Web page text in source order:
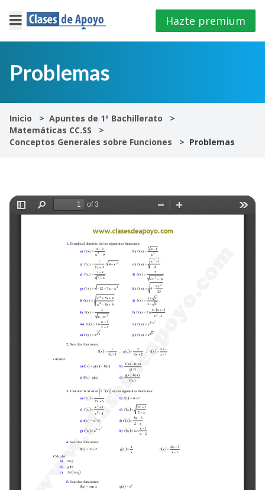
×
sesión
4º
Bachillerato
Hazte premium
Problemas
Inicio
Apuntes de 1º Bachillerato
Matemáticas CC.SS
Conceptos Generales sobre Funciones
Problemas